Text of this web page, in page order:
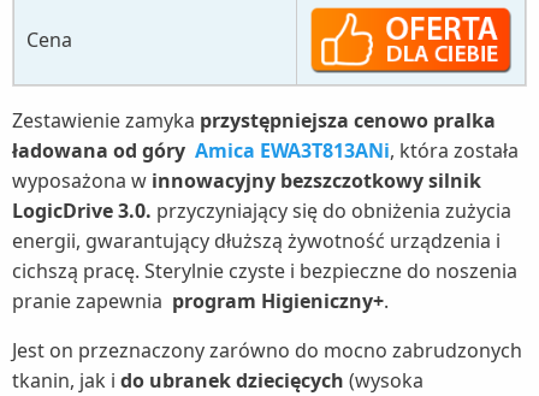
Cena
Zestawienie zamyka przystępniejsza cenowo pralka
ładowana od góry Amica EWA3T813ANi, która została
wyposażona w innowacyjny bezszczotkowy silnik
LogicDrive 3.0. przyczyniający się do obniżenia zużycia
energii, gwarantujący dłuższą żywotność urządzenia i
cichszą pracę. Sterylnie czyste i bezpieczne do noszenia
pranie zapewnia program Higieniczny+.
Jest on przeznaczony zarówno do mocno zabrudzonych
tkanin, jak i do ubranek dziecięcych (wysoka